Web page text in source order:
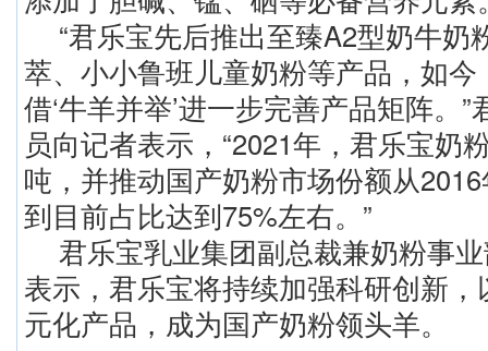
“君乐宝先后推出至臻A2型奶牛奶
萃、小小鲁班儿童奶粉等产品，如
借‘牛羊并举’进一步完善产品矩阵。
员向记者表示，“2021年，君乐宝奶
吨，并推动国产奶粉市场份额从
到目前占比达到75%左右。”
君乐宝乳业集团副总裁兼奶粉事
表示，君乐宝将持续加强科研创新
元化产品，成为国产奶粉领头羊。